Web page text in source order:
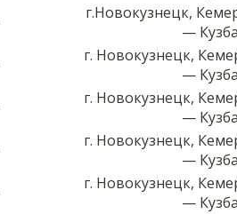
г.Новокузнецк,
—
г. Новокузнецк,
—
г. Новокузнецк,
—
г. Новокузнецк,
—
г. Новокузнецк,
—